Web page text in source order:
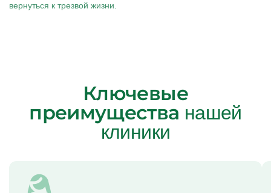
вернуться к трезвой жизни.
Ключевые
преимущества нашей
клиники